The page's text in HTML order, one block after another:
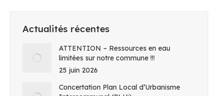
Actualités récentes
ATTENTION – Ressources en eau
limitées sur notre commune !!!
25 juin 2026
Concertation Plan Local d’Urbanisme